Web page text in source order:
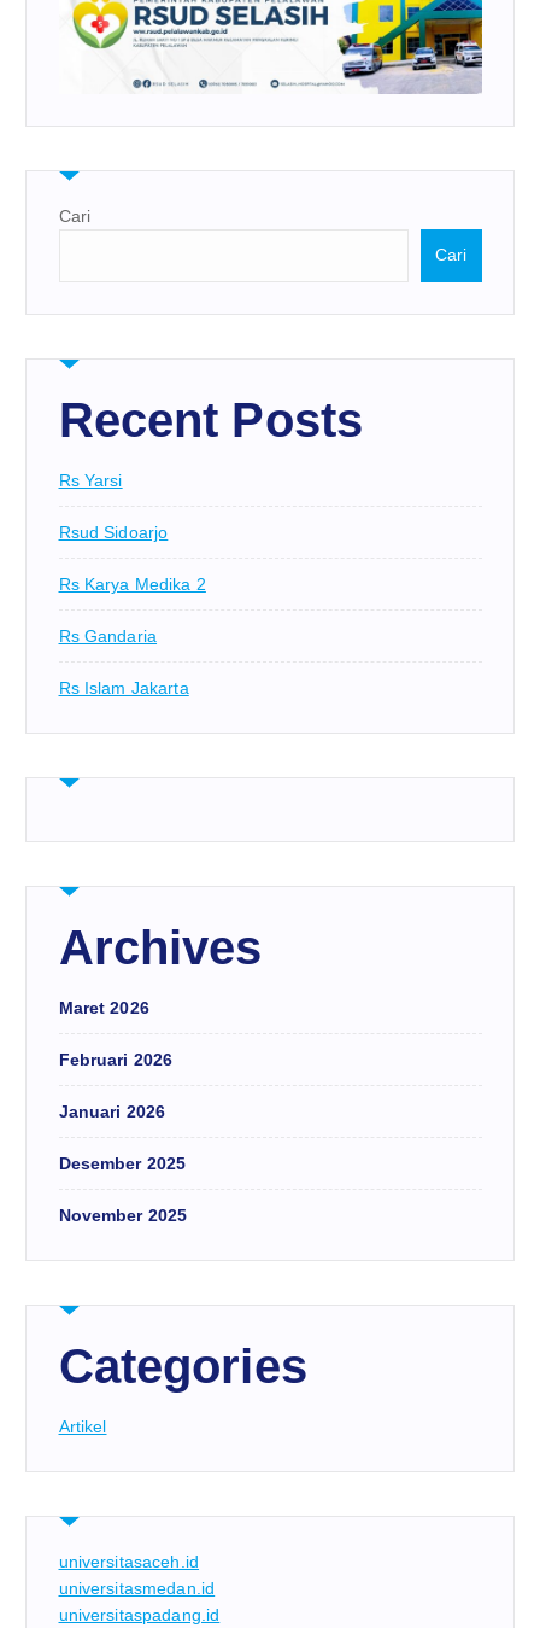
Cari
Cari
Recent Posts
Rs Yarsi
Rsud Sidoarjo
Rs Karya Medika 2
Rs Gandaria
Rs Islam Jakarta
Archives
Maret 2026
Februari 2026
Januari 2026
Desember 2025
November 2025
Categories
Artikel
universitasaceh.id
universitasmedan.id
universitaspadang.id